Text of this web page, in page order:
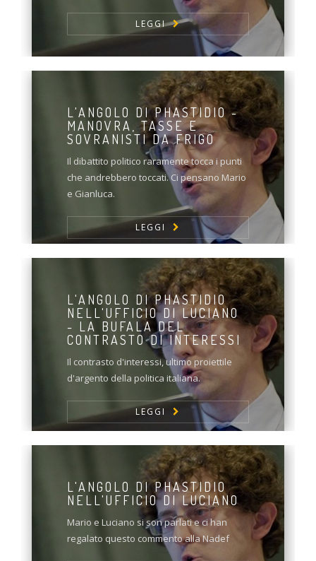
LEGGI
L'ANGOLO DI PHASTIDIO -
MANOVRA, TASSE E
SOVRANISTI DA FRIGO
Il dibattito politico raramente tocca i punti
che andrebbero toccati. Ci pensano Mario
e Gianluca.
LEGGI
L'ANGOLO DI PHASTIDIO
NELL'UFFICIO DI LUCIANO
- LA BUFALA DEL
CONTRASTO DI INTERESSI
Il contrasto d'interessi, ultimo proiettile
d'argento della politica italiana.
LEGGI
L'ANGOLO DI PHASTIDIO
NELL'UFFICIO DI LUCIANO
Mario e Luciano si son parlati e ci han
regalato questo commento alla Nadef